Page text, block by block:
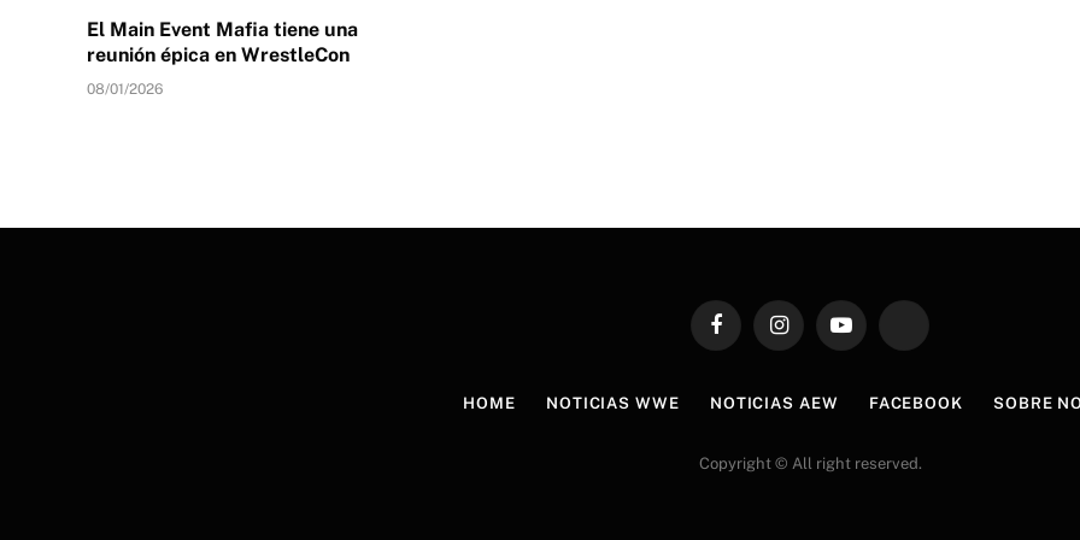
El Main Event Mafia tiene una
reunión épica en WrestleCon
08/01/2026
FacebookInstagramYouTube TikTok
HOME NOTICIAS WWE NOTICIAS AEW FACEBOOK SOBRE
Copyright © All right reserved.